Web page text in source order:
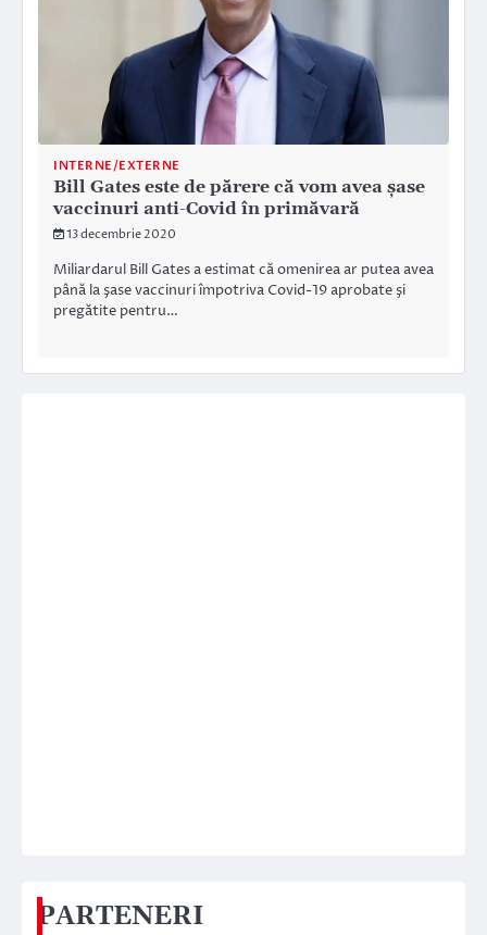
INTERNE/EXTERNE
Bill Gates este de părere că vom avea șase
vaccinuri anti-Covid în primăvară
13 decembrie 2020
Miliardarul Bill Gates a estimat că omenirea ar putea avea
până la şase vaccinuri împotriva Covid-19 aprobate şi
pregătite pentru…
PARTENERI